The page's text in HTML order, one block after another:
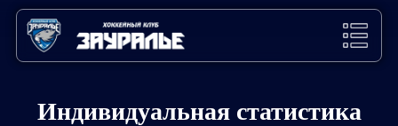
Индивидуальная статистика